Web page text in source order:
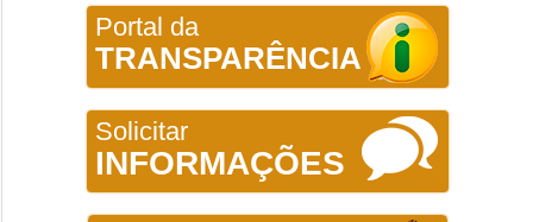
Portal da
TRANSPARÊNCIA
Solicitar
INFORMAÇÕES